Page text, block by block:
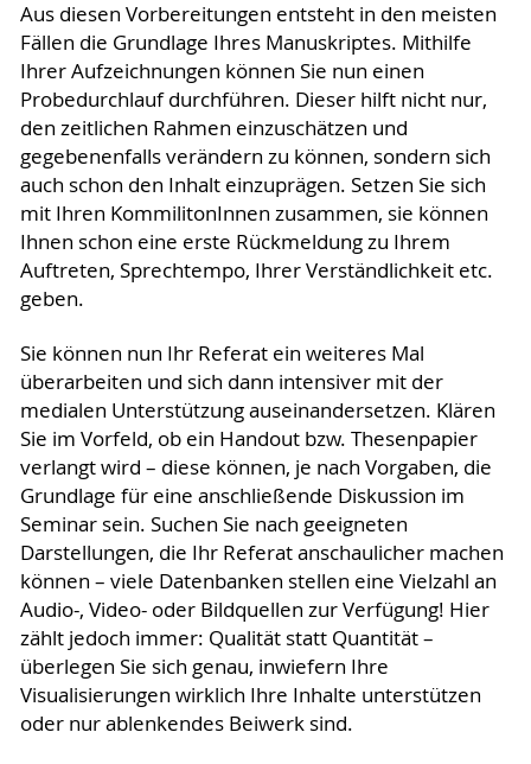
Aus diesen Vorbereitungen entsteht in den meisten
Fällen die Grundlage Ihres Manuskriptes. Mithilfe
Ihrer Aufzeichnungen können Sie nun einen
Probedurchlauf durchführen. Dieser hilft nicht nur,
den zeitlichen Rahmen einzuschätzen und
gegebenenfalls verändern zu können, sondern sich
auch schon den Inhalt einzuprägen. Setzen Sie sich
mit Ihren KommilitonInnen zusammen, sie können
Ihnen schon eine erste Rückmeldung zu Ihrem
Auftreten, Sprechtempo, Ihrer Verständlichkeit etc.
geben.
Sie können nun Ihr Referat ein weiteres Mal
überarbeiten und sich dann intensiver mit der
medialen Unterstützung auseinandersetzen. Klären
Sie im Vorfeld, ob ein Handout bzw. Thesenpapier
verlangt wird – diese können, je nach Vorgaben, die
Grundlage für eine anschließende Diskussion im
Seminar sein. Suchen Sie nach geeigneten
Darstellungen, die Ihr Referat anschaulicher machen
können – viele Datenbanken stellen eine Vielzahl an
Audio-, Video- oder Bildquellen zur Verfügung! Hier
zählt jedoch immer: Qualität statt Quantität –
überlegen Sie sich genau, inwiefern Ihre
Visualisierungen wirklich Ihre Inhalte unterstützen
oder nur ablenkendes Beiwerk sind.